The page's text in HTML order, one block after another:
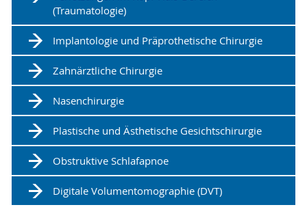
(Traumatologie)
Implantologie und Präprothetische Chirurgie
Zahnärztliche Chirurgie
Nasenchirurgie
Plastische und Ästhetische Gesichtschirurgie
Obstruktive Schlafapnoe
Digitale Volumentomographie (DVT)